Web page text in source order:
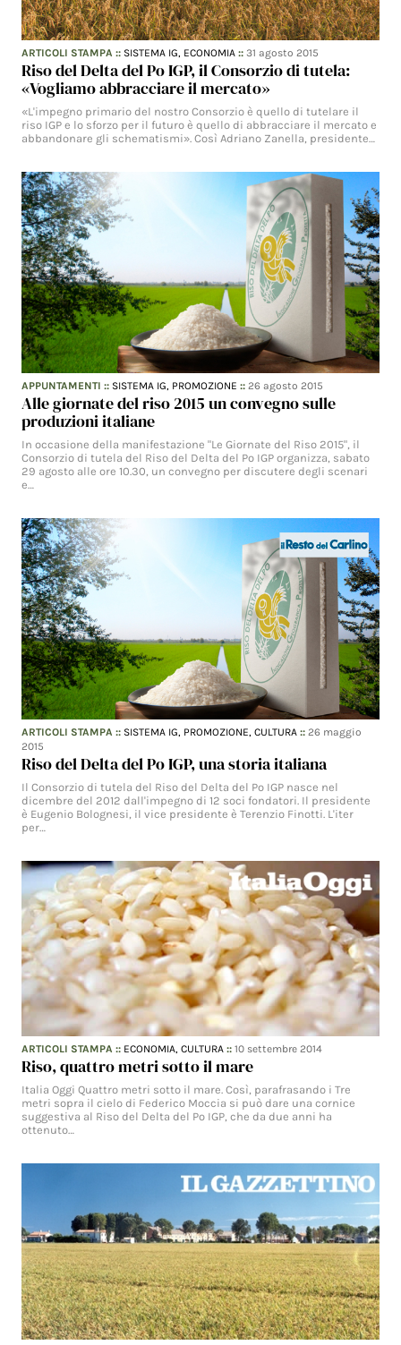
ARTICOLI STAMPA :: SISTEMA IG, ECONOMIA ::31 agosto 2015
Riso del Delta del Po IGP, il Consorzio di tutela:
«Vogliamo abbracciare il mercato»
«L'impegno primario del nostro Consorzio è quello di tutelare il
riso IGP e lo sforzo per il futuro è quello di abbracciare il mercato e
abbandonare gli schematismi». Così Adriano Zanella, presidente…
APPUNTAMENTI :: SISTEMA IG, PROMOZIONE ::26 agosto 2015
Alle giornate del riso 2015 un convegno sulle
produzioni italiane
In occasione della manifestazione "Le Giornate del Riso 2015", il
Consorzio di tutela del Riso del Delta del Po IGP organizza, sabato
29 agosto alle ore 10.30, un convegno per discutere degli scenari
e…
ARTICOLI STAMPA :: SISTEMA IG, PROMOZIONE,CULTURA ::26 maggio
2015
Riso del Delta del Po IGP, una storia italiana
Il Consorzio di tutela del Riso del Delta del Po IGP nasce nel
dicembre del 2012 dall'impegno di 12 soci fondatori. Il presidente
è Eugenio Bolognesi, il vice presidente è Terenzio Finotti. L'iter
per…
ARTICOLI STAMPA :: ECONOMIA,CULTURA ::10 settembre 2014
Riso, quattro metri sotto il mare
Italia Oggi Quattro metri sotto il mare. Così, parafrasando i Tre
metri sopra il cielo di Federico Moccia si può dare una cornice
suggestiva al Riso del Delta del Po IGP, che da due anni ha
ottenuto…